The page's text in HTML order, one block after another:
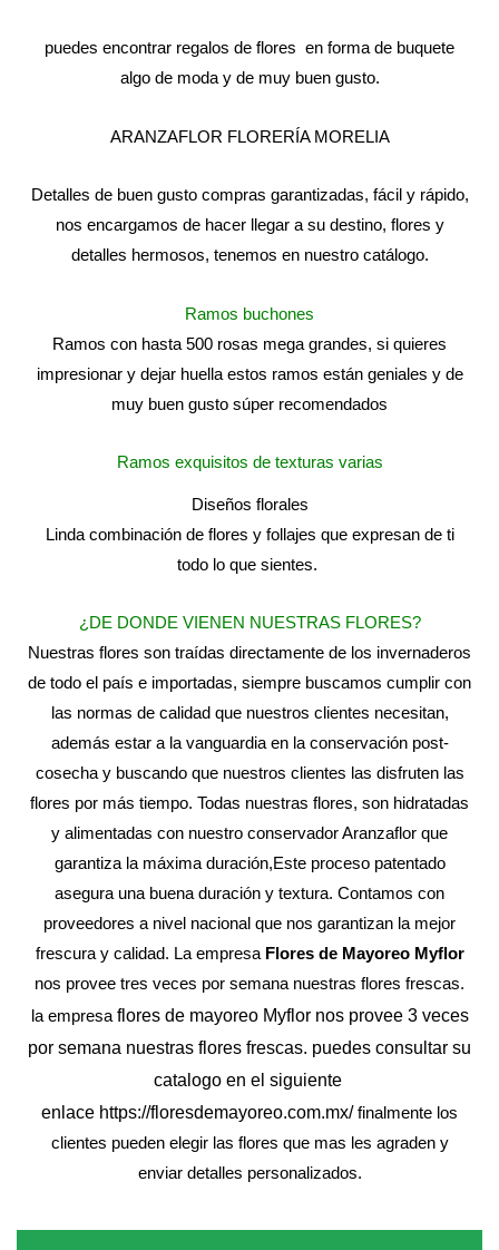
puedes encontrar regalos de flores en forma de buquete
algo de moda y de muy buen gusto.
ARANZAFLOR FLORERÍA MORELIA
Detalles de buen gusto compras garantizadas, fácil y rápido,
nos encargamos de hacer llegar a su destino, flores y
detalles hermosos, tenemos en nuestro catálogo.
Ramos buchones
Ramos con hasta 500 rosas mega grandes, si quieres
impresionar y dejar huella estos ramos están geniales y de
muy buen gusto súper recomendados
Ramos exquisitos de texturas varias
Diseños florales
Linda combinación de flores y follajes que expresan de ti
todo lo que sientes.
¿DE DONDE VIENEN NUESTRAS FLORES?
Nuestras flores son traídas directamente de los invernaderos
de todo el país e importadas, siempre buscamos cumplir con
las normas de calidad que nuestros clientes necesitan,
además estar a la vanguardia en la conservación post-
cosecha y buscando que nuestros clientes las disfruten las
flores por más tiempo. Todas nuestras flores, son hidratadas
y alimentadas con nuestro conservador Aranzaflor que
garantiza la máxima duración,Este proceso patentado
asegura una buena duración y textura. Contamos con
proveedores a nivel nacional que nos garantizan la mejor
frescura y calidad. La empresa Flores de Mayoreo Myflor
nos provee tres veces por semana nuestras flores frescas.
la empresaflores de mayoreo Myflor nos provee 3 veces
por semana nuestras flores frescas. puedes consultar su
catalogo en el siguiente
enlace https://floresdemayoreo.com.mx/ finalmente los
clientes pueden elegir las flores que mas les agraden y
enviar detalles personalizados.